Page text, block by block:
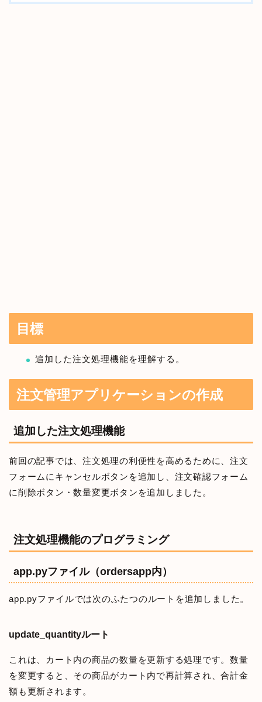
目標
追加した注文処理機能を理解する。
注文管理アプリケーションの作成
追加した注文処理機能
前回の記事では、注文処理の利便性を高めるために、注文
フォームにキャンセルボタンを追加し、注文確認フォーム
に削除ボタン・数量変更ボタンを追加しました。
注文処理機能のプログラミング
app.pyファイル（ordersapp内）
app.pyファイルでは次のふたつのルートを追加しました。
update_quantityルート
これは、カート内の商品の数量を更新する処理です。数量
を変更すると、その商品がカート内で再計算され、合計金
額も更新されます。